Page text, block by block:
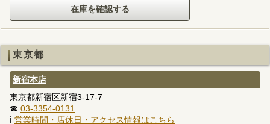
東京都
新宿本店
東京都新宿区新宿3-17-7
☎ 03-3354-0131
ℹ 営業時間・店休日・アクセス情報はこちら